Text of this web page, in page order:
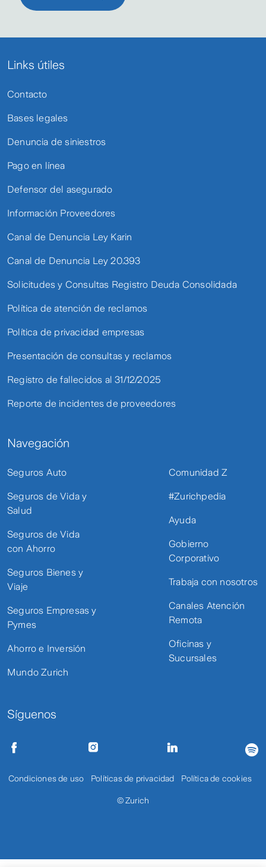
Links útiles
Contacto
Bases legales
Denuncia de siniestros
Pago en línea
Defensor del asegurado
Información Proveedores
Canal de Denuncia Ley Karin
Canal de Denuncia Ley 20.393
Solicitudes y Consultas Registro Deuda Consolidada
Política de atención de reclamos
Política de privacidad empresas
Presentación de consultas y reclamos
Registro de fallecidos al 31/12/2025
Reporte de incidentes de proveedores
Navegación
Seguros Auto
Seguros de Vida y
Salud
Seguros de Vida
con Ahorro
Seguros Bienes y
Viaje
Seguros Empresas y
Pymes
Ahorro e Inversión
Mundo Zurich
Comunidad Z
#Zurichpedia
Ayuda
Gobierno
Corporativo
Trabaja con nosotros
Canales Atención
Remota
Oficinas y
Sucursales
Síguenos
Condiciones de uso Políticas de privacidad Política de cookies
© Zurich